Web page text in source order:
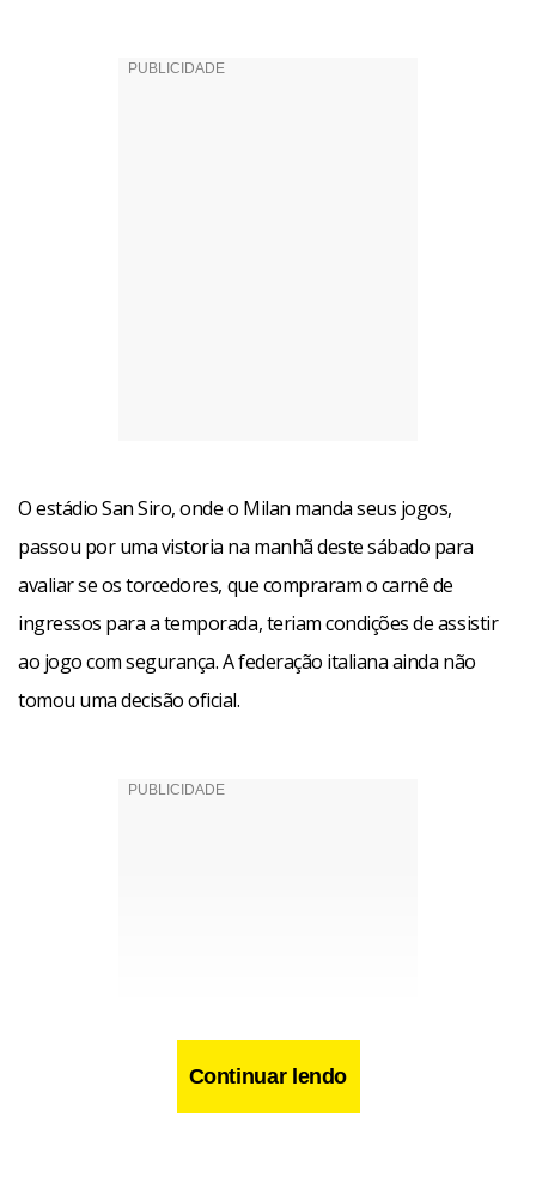
O estádio San Siro, onde o Milan manda seus jogos,
passou por uma vistoria na manhã deste sábado para
avaliar se os torcedores, que compraram o carnê de
ingressos para a temporada, teriam condições de assistir
ao jogo com segurança. A federação italiana ainda não
tomou uma decisão oficial.
Continuar lendo